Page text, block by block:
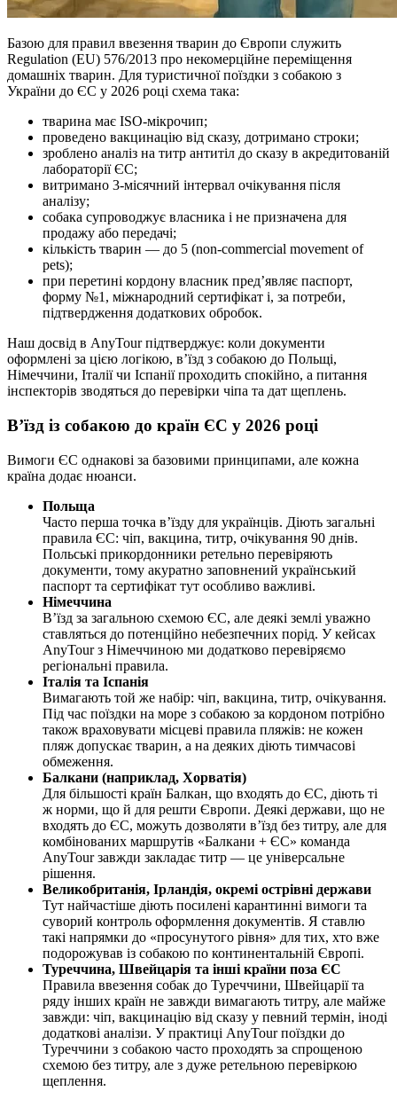
Базою для правил ввезення тварин до Європи служить
Regulation (EU) 576/2013 про некомерційне переміщення
домашніх тварин. Для туристичної поїздки з собакою з
України до ЄС у 2026 році схема така:
тварина має ISO-мікрочип;
проведено вакцинацію від сказу, дотримано строки;
зроблено аналіз на титр антитіл до сказу в акредитованій
лабораторії ЄС;
витримано 3-місячний інтервал очікування після
аналізу;
собака супроводжує власника і не призначена для
продажу або передачі;
кількість тварин — до 5 (non-commercial movement of
pets);
при перетині кордону власник пред’являє паспорт,
форму №1, міжнародний сертифікат і, за потреби,
підтвердження додаткових обробок.
Наш досвід в AnyTour підтверджує: коли документи
оформлені за цією логікою, в’їзд з собакою до Польщі,
Німеччини, Італії чи Іспанії проходить спокійно, а питання
інспекторів зводяться до перевірки чіпа та дат щеплень.
В’їзд із собакою до країн ЄС у 2026 році
Вимоги ЄС однакові за базовими принципами, але кожна
країна додає нюанси.
Польща
Часто перша точка в’їзду для українців. Діють загальні
правила ЄС: чіп, вакцина, титр, очікування 90 днів.
Польські прикордонники ретельно перевіряють
документи, тому акуратно заповнений український
паспорт та сертифікат тут особливо важливі.
Німеччина
В’їзд за загальною схемою ЄС, але деякі землі уважно
ставляться до потенційно небезпечних порід. У кейсах
AnyTour з Німеччиною ми додатково перевіряємо
регіональні правила.
Італія та Іспанія
Вимагають той же набір: чіп, вакцина, титр, очікування.
Під час поїздки на море з собакою за кордоном потрібно
також враховувати місцеві правила пляжів: не кожен
пляж допускає тварин, а на деяких діють тимчасові
обмеження.
Балкани (наприклад, Хорватія)
Для більшості країн Балкан, що входять до ЄС, діють ті
ж норми, що й для решти Європи. Деякі держави, що не
входять до ЄС, можуть дозволяти в’їзд без титру, але для
комбінованих маршрутів «Балкани + ЄС» команда
AnyTour завжди закладає титр — це універсальне
рішення.
Великобританія, Ірландія, окремі острівні держави
Тут найчастіше діють посилені карантинні вимоги та
суворий контроль оформлення документів. Я ставлю
такі напрямки до «просунутого рівня» для тих, хто вже
подорожував із собакою по континентальній Європі.
Туреччина, Швейцарія та інші країни поза ЄС
Правила ввезення собак до Туреччини, Швейцарії та
ряду інших країн не завжди вимагають титру, але майже
завжди: чіп, вакцинацію від сказу у певний термін, іноді
додаткові аналізи. У практиці AnyTour поїздки до
Туреччини з собакою часто проходять за спрощеною
схемою без титру, але з дуже ретельною перевіркою
щеплення.